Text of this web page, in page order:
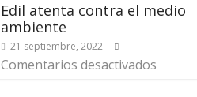
Edil atenta contra el medio
ambiente
21 septiembre, 2022
Comentarios desactivados